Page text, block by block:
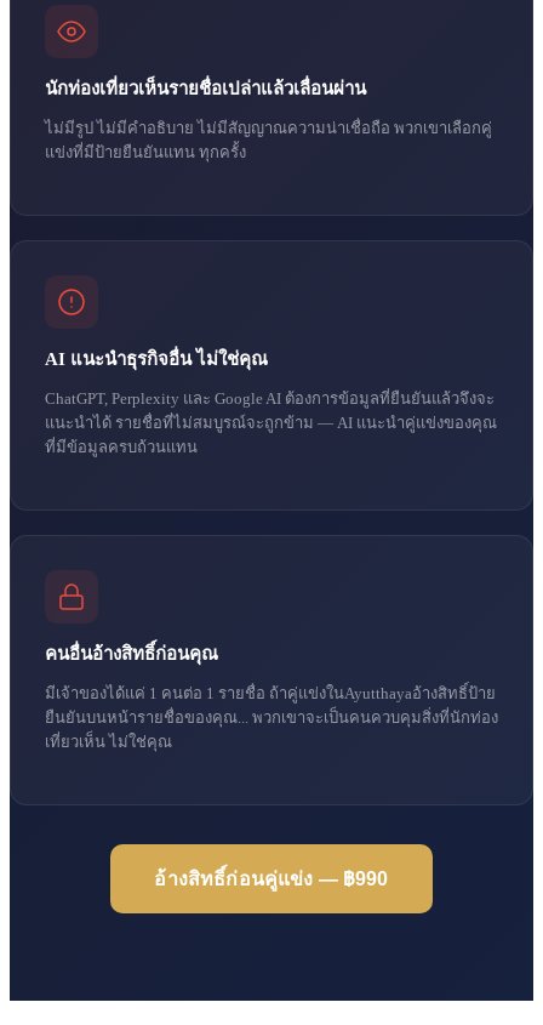
นักท่องเที่ยวเห็นรายชื่อเปล่าแล้วเลื่อนผ่าน
ไม่มีรูป ไม่มีคำอธิบาย ไม่มีสัญญาณความน่าเชื่อถือ พวกเขาเลือกคู่
แข่งที่มีป้ายยืนยันแทน ทุกครั้ง
AI แนะนำธุรกิจอื่น ไม่ใช่คุณ
ChatGPT, Perplexity และ Google AI ต้องการข้อมูลที่ยืนยันแล้วจึงจะ
แนะนำได้ รายชื่อที่ไม่สมบูรณ์จะถูกข้าม — AI แนะนำคู่แข่งของคุณ
ที่มีข้อมูลครบถ้วนแทน
คนอื่นอ้างสิทธิ์ก่อนคุณ
มีเจ้าของได้แค่ 1 คนต่อ 1 รายชื่อ ถ้าคู่แข่งในAyutthayaอ้างสิทธิ์ป้าย
ยืนยันบนหน้ารายชื่อของคุณ... พวกเขาจะเป็นคนควบคุมสิ่งที่นักท่อง
เที่ยวเห็น ไม่ใช่คุณ
อ้างสิทธิ์ก่อนคู่แข่ง — ฿990